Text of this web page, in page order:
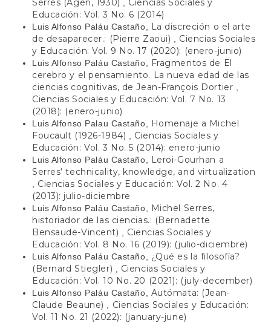
Serres (Agen, 1930)
Ciencias Sociales y
Educación: Vol. 3 No. 6 (2014)
Luis Alfonso Paláu Castaño,
La discreción o el arte
de desaparecer.: (Pierre Zaoui)
Ciencias Sociales
y Educación: Vol. 9 No. 17 (2020): (enero-junio)
Luis Alfonso Paláu Castaño,
Fragmentos de El
cerebro y el pensamiento. La nueva edad de las
ciencias cognitivas, de Jean-François Dortier
Ciencias Sociales y Educación: Vol. 7 No. 13
(2018): (enero-junio)
Luis Alfonso Palau Castaño,
Homenaje a Michel
Foucault (1926-1984)
Ciencias Sociales y
Educación: Vol. 3 No. 5 (2014): enero-junio
Luis Alfonso Paláu Castaño,
Leroi-Gourhan a
Serres’ technicality, knowledge, and virtualization
Ciencias Sociales y Educación: Vol. 2 No. 4
(2013): julio-diciembre
Luis Alfonso Paláu Castaño,
Michel Serres,
historiador de las ciencias.: (Bernadette
Bensaude-Vincent)
Ciencias Sociales y
Educación: Vol. 8 No. 16 (2019): (julio-diciembre)
Luis Alfonso Paláu Castaño, ¿Qué es la filosofía?
(Bernard Stiegler)
Ciencias Sociales y
Educación: Vol. 10 No. 20 (2021): (july-december)
Luis Alfonso Paláu Castaño, Autómata: (Jean-
Claude Beaune)
Ciencias Sociales y Educación:
Vol. 11 No. 21 (2022): (january-june)